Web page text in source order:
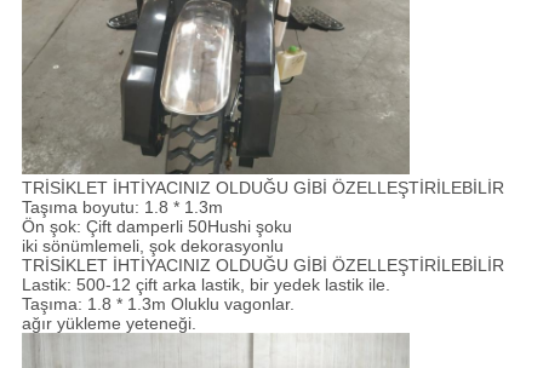
TRİSİKLET İHTİYACINIZ OLDUĞU GİBİ ÖZELLEŞTİRİLEBİLİR
Taşıma boyutu: 1.8 * 1.3m
Ön şok: Çift damperli 50Hushi şoku
iki sönümlemeli, şok dekorasyonlu
TRİSİKLET İHTİYACINIZ OLDUĞU GİBİ ÖZELLEŞTİRİLEBİLİR
Lastik: 500-12 çift arka lastik, bir yedek lastik ile.
Taşıma: 1.8 * 1.3m Oluklu vagonlar.
ağır yükleme yeteneği.